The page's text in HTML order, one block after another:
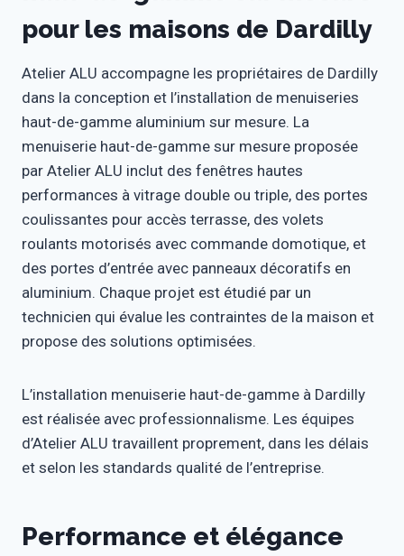
pour les maisons de Dardilly
Atelier ALU accompagne les propriétaires de Dardilly
dans la conception et l’installation de menuiseries
haut-de-gamme aluminium sur mesure. La
menuiserie haut-de-gamme sur mesure proposée
par Atelier ALU inclut des fenêtres hautes
performances à vitrage double ou triple, des portes
coulissantes pour accès terrasse, des volets
roulants motorisés avec commande domotique, et
des portes d’entrée avec panneaux décoratifs en
aluminium. Chaque projet est étudié par un
technicien qui évalue les contraintes de la maison et
propose des solutions optimisées.
L’installation menuiserie haut-de-gamme à Dardilly
est réalisée avec professionnalisme. Les équipes
d’Atelier ALU travaillent proprement, dans les délais
et selon les standards qualité de l’entreprise.
Performance et élégance